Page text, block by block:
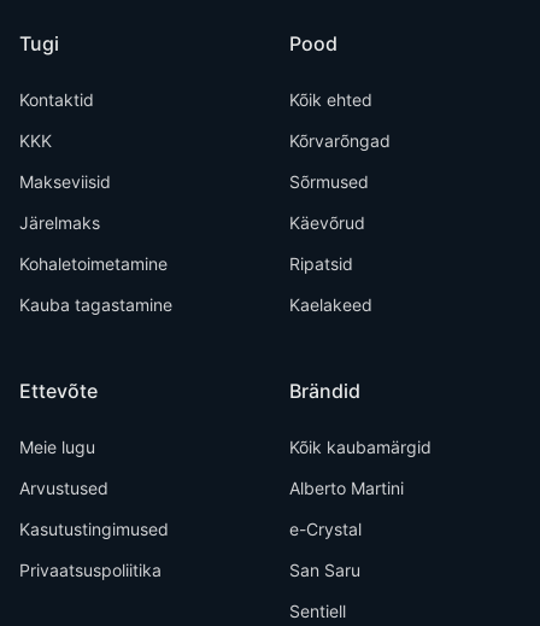
Tugi
Kontaktid
KKK
Makseviisid
Järelmaks
Kohaletoimetamine
Kauba tagastamine
Ettevõte
Meie lugu
Arvustused
Kasutustingimused
Privaatsuspoliitika
Pood
Kõik ehted
Kõrvarõngad
Sõrmused
Käevõrud
Ripatsid
Kaelakeed
Brändid
Kõik kaubamärgid
Alberto Martini
e-Crystal
San Saru
Sentiell